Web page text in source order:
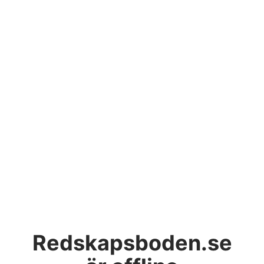
Redskapsboden.se